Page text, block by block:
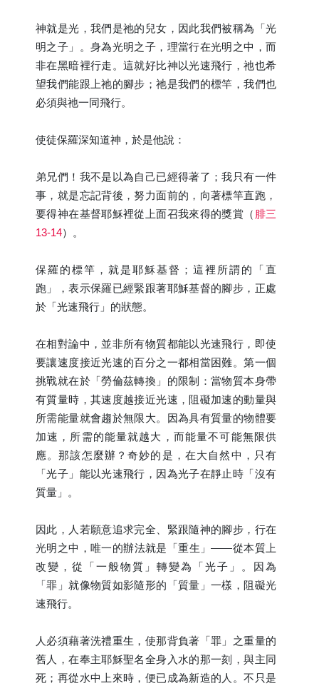
神就是光，我們是祂的兒女，因此我們被稱為「光
明之子」。身為光明之子，理當行在光明之中，而
非在黑暗裡行走。這就好比神以光速飛行，祂也希
望我們能跟上祂的腳步；祂是我們的標竿，我們也
必須與祂一同飛行。
使徒保羅深知道神，於是他說：
弟兄們！我不是以為自己已經得著了；我只有一件
事，就是忘記背後，努力面前的，向著標竿直跑，
要得神在基督耶穌裡從上面召我來得的獎賞（ 腓三
13-14）。
保羅的標竿，就是耶穌基督；這裡所謂的「直
跑」，表示保羅已經緊跟著耶穌基督的腳步，正處
於「光速飛行」的狀態。
在相對論中，並非所有物質都能以光速飛行，即使
要讓速度接近光速的百分之一都相當困難。第一個
挑戰就在於「勞倫茲轉換」的限制：當物質本身帶
有質量時，其速度越接近光速，阻礙加速的動量與
所需能量就會趨於無限大。因為具有質量的物體要
加速，所需的能量就越大，而能量不可能無限供
應。那該怎麼辦？奇妙的是，在大自然中，只有
「光子」能以光速飛行，因為光子在靜止時「沒有
質量」。
因此，人若願意追求完全、緊跟隨神的腳步，行在
光明之中，唯一的辦法就是「重生」——從本質上
改變，從「一般物質」轉變為「光子」。因為
「罪」就像物質如影隨形的「質量」一樣，阻礙光
速飛行。
人必須藉著洗禮重生，使那背負著「罪」之重量的
舊人，在奉主耶穌聖名全身入水的那一刻，與主同
死；再從水中上來時，便已成為新造的人。不只是